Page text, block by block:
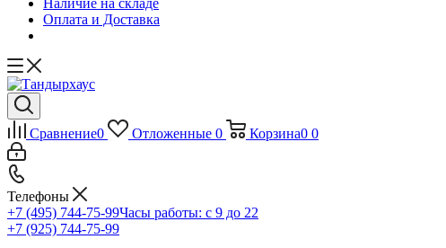
Наличие на складе
Оплата и Доставка
Сравнение0 Отложенные 0 Корзина0 0
Телефоны
+7 (495) 744-75-99Часы работы: c 9 до 22
+7 (925) 744-75-99